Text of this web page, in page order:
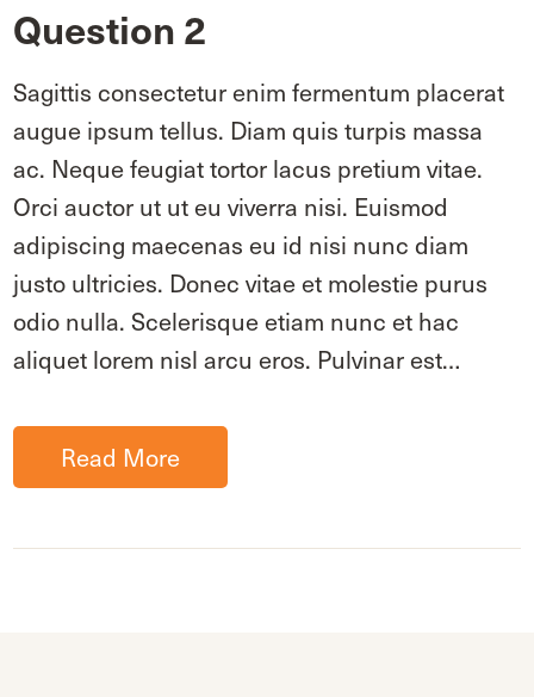
Question 2
Sagittis consectetur enim fermentum placerat
augue ipsum tellus. Diam quis turpis massa
ac. Neque feugiat tortor lacus pretium vitae.
Orci auctor ut ut eu viverra nisi. Euismod
adipiscing maecenas eu id nisi nunc diam
justo ultricies. Donec vitae et molestie purus
odio nulla. Scelerisque etiam nunc et hac
aliquet lorem nisl arcu eros. Pulvinar est…
Read More